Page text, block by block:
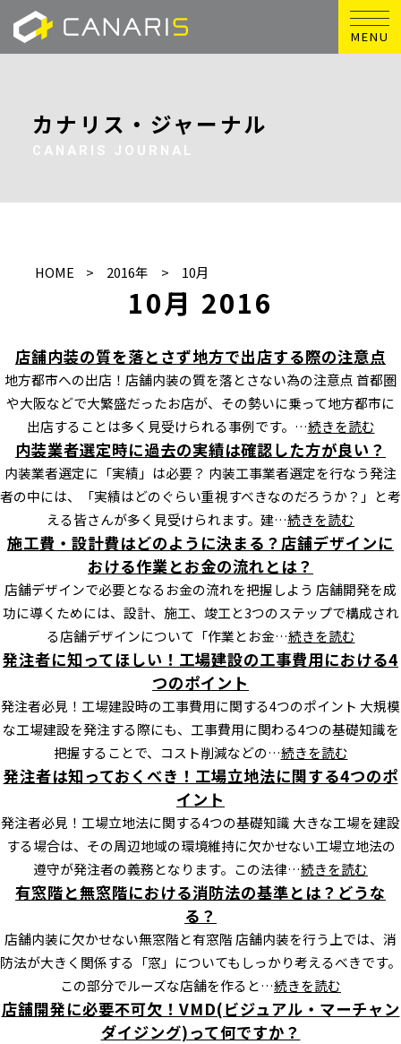
MENU
カナリス・ジャーナル
CANARIS JOURNAL
HOME 2016年 10月
10月 2016
店舗内装の質を落とさず地方で出店する際の注意点
地方都市への出店！店舗内装の質を落とさない為の注意点 首都圏
や大阪などで大繁盛だったお店が、その勢いに乗って地方都市に
出店することは多く見受けられる事例です。…続きを読む
内装業者選定時に過去の実績は確認した方が良い？
内装業者選定に「実績」は必要？ 内装工事業者選定を行なう発注
者の中には、「実績はどのぐらい重視すべきなのだろうか？」と考
える皆さんが多く見受けられます。建…続きを読む
施工費・設計費はどのように決まる？店舗デザインに
おける作業とお金の流れとは？
店舗デザインで必要となるお金の流れを把握しよう 店舗開発を成
功に導くためには、設計、施工、竣工と3つのステップで構成され
る店舗デザインについて「作業とお金…続きを読む
発注者に知ってほしい！工場建設の工事費用における4
つのポイント
発注者必見！工場建設時の工事費用に関する4つのポイント 大規模
な工場建設を発注する際にも、工事費用に関わる4つの基礎知識を
把握することで、コスト削減などの…続きを読む
発注者は知っておくべき！工場立地法に関する4つのポ
イント
発注者必見！工場立地法に関する4つの基礎知識 大きな工場を建設
する場合は、その周辺地域の環境維持に欠かせない工場立地法の
遵守が発注者の義務となります。この法律…続きを読む
有窓階と無窓階における消防法の基準とは？どうな
る？
店舗内装に欠かせない無窓階と有窓階 店舗内装を行う上では、消
防法が大きく関係する「窓」についてもしっかり考えるべきです。
この部分でルーズな店舗を作ると…続きを読む
店舗開発に必要不可欠！VMD(ビジュアル・マーチャン
ダイジング)って何ですか？